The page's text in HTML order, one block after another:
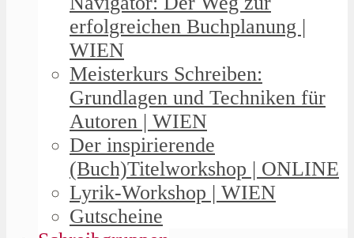
erfolgreichen Buchplanung |
WIEN
Meisterkurs Schreiben:
Grundlagen und Techniken für
Autoren | WIEN
Der inspirierende
(Buch)Titelworkshop | ONLINE
Lyrik-Workshop | WIEN
Gutscheine